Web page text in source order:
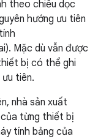
theo chiều dọc
hướng ưu tiên
Mặc dù vẫn được
bị có thể ghi
tiên.
nhà sản xuất
từng thiết bị
tính bảng của